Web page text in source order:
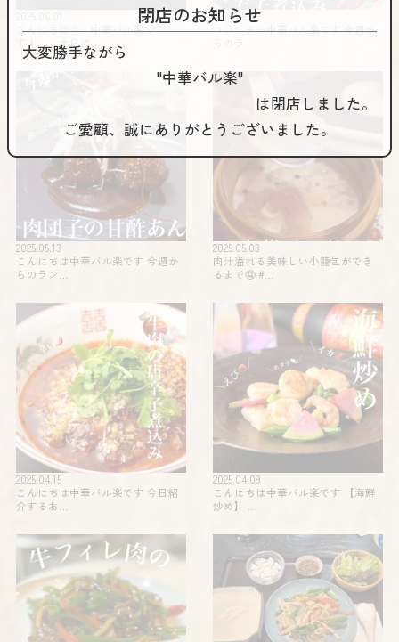
こんにちは🌞 中華バル楽で
す！ 本日は…
2025.05.26
コンニチハ️️中華バル楽です 今週か
2025.05.13
こんにちは中華バル楽です 今週か
らのラン…
2025.05.03
肉汁溢れる美味しい小籠包ができ
るまで🤤 #…
2025.04.15
こんにちは中華バル楽です 今日紹
介するお…
2025.04.09
こんにちは中華バル楽です 【海鮮
炒め】 …
閉店のお知らせ
大変勝手ながら
"中華バル楽"
は閉店しました。
ご愛顧、誠にありがとうございました。